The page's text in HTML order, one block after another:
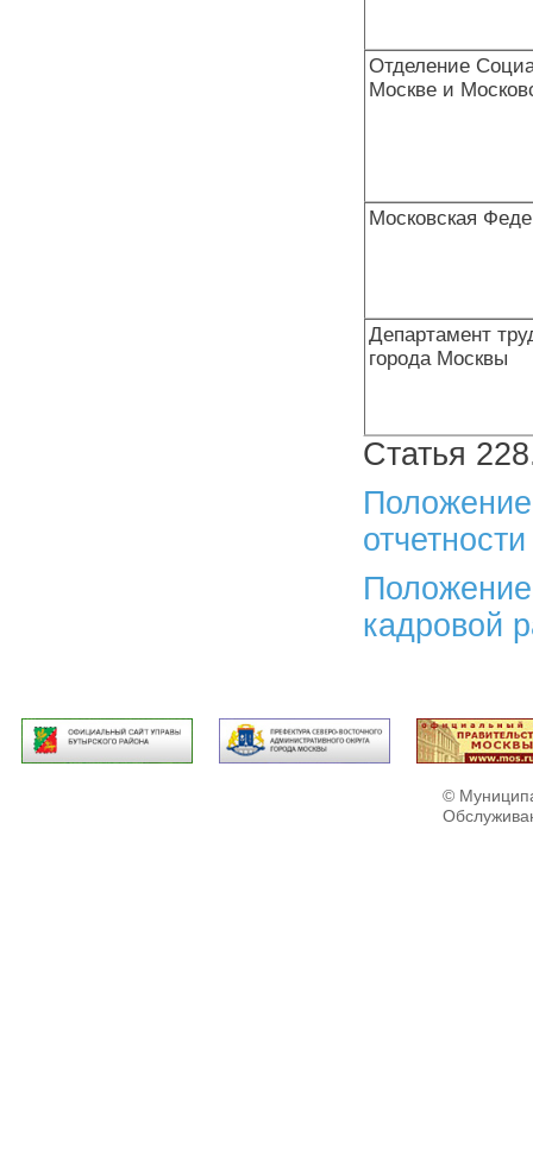
Отделение
Москве и
Московская
Департамент
города Москвы
Статья
Положение
отчетности
кадровой
©